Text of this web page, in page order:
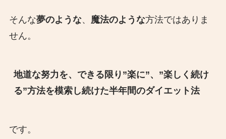
そんな夢のような、 魔法のような方法ではありま
せん。
地道な努力を、できる限り”楽に”、”楽しく続け
る”方法を模索し続けた半年間のダイエット法
です。